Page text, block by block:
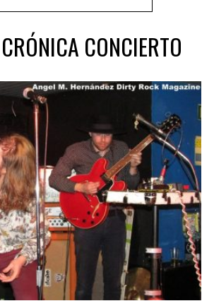
CONCIERTO